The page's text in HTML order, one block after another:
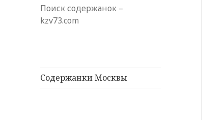
Поиск содержанок –
kzv73.com
Содержанки Москвы